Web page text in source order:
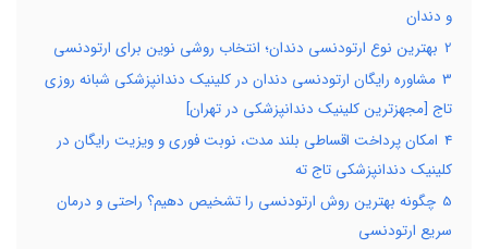
و دندان
2 بهترین نوع ارتودنسی دندان؛ انتخاب روشی نوین برای ارتودنسی
3 مشاوره رایگان ارتودنسی دندان در کلینیک دندانپزشکی شبانه روزی
تاج [مجهزترین کلینیک دندانپزشکی در تهران]
4 امکان پرداخت اقساطی بلند مدت، نوبت فوری و ویزیت رایگان در
کلینیک دندانپزشکی تاج ته
5 چگونه بهترین روش ارتودنسی را تشخیص دهیم؟ راحتی و درمان
سریع ارتودنسی